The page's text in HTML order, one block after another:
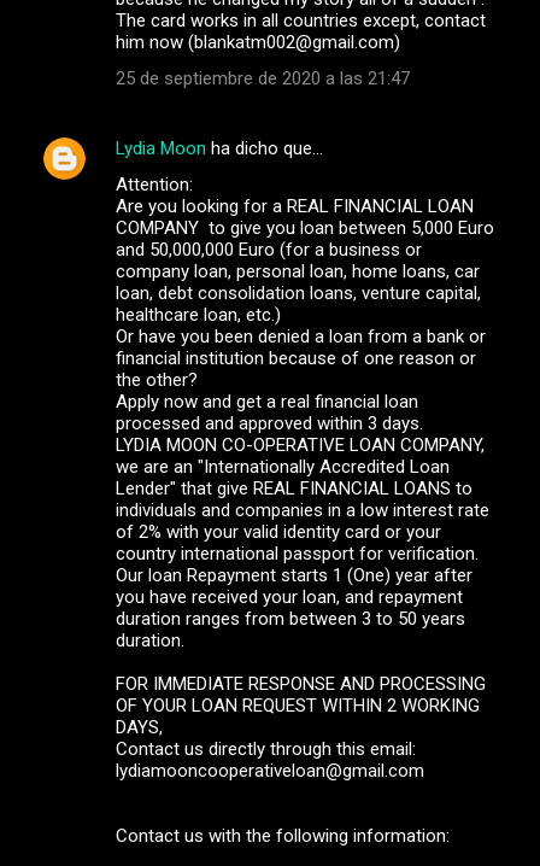
The card works in all countries except, contact
him now (blankatm002@gmail.com)
25 de septiembre de 2020 a las 21:47
Lydia Moon ha dicho que…
Attention:
Are you looking for a REAL FINANCIAL LOAN
COMPANY to give you loan between 5,000 Euro
and 50,000,000 Euro (for a business or
company loan, personal loan, home loans, car
loan, debt consolidation loans, venture capital,
healthcare loan, etc.)
Or have you been denied a loan from a bank or
financial institution because of one reason or
the other?
Apply now and get a real financial loan
processed and approved within 3 days.
LYDIA MOON CO-OPERATIVE LOAN COMPANY,
we are an "Internationally Accredited Loan
Lender" that give REAL FINANCIAL LOANS to
individuals and companies in a low interest rate
of 2% with your valid identity card or your
country international passport for verification.
Our loan Repayment starts 1 (One) year after
you have received your loan, and repayment
duration ranges from between 3 to 50 years
duration.
FOR IMMEDIATE RESPONSE AND PROCESSING
OF YOUR LOAN REQUEST WITHIN 2 WORKING
DAYS,
Contact us directly through this email:
lydiamooncooperativeloan@gmail.com
Contact us with the following information: